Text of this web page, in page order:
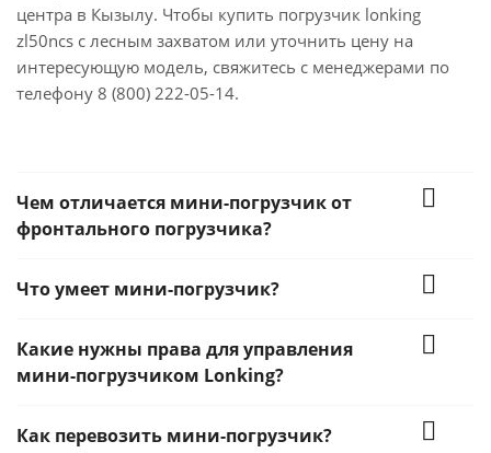
центра в Кызылу. Чтобы купить погрузчик lonking
zl50ncs с лесным захватом или уточнить цену на
интересующую модель, свяжитесь с менеджерами по
телефону 8 (800) 222-05-14.
Чем отличается мини-погрузчик от
фронтального погрузчика?
Что умеет мини-погрузчик?
Какие нужны права для управления
мини-погрузчиком Lonking?
Как перевозить мини-погрузчик?